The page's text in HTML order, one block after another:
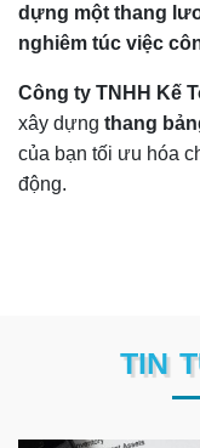
dựng một thang
nghiêm túc việc
Công ty TNHH Kế
xây dựng thang
của bạn tối ưu hóa
động.
TIN